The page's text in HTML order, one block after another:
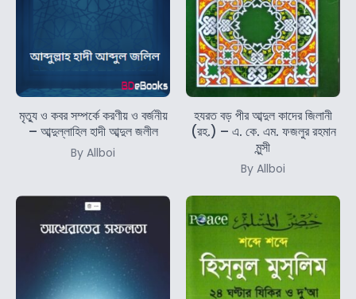
মৃত্যু ও কবর সম্পর্কে করণীয় ও বর্জনীয়
– আব্দুল্লাহিল হাদী আব্দুল জলীল
By Allboi
হযরত বড় পীর আব্দুল কাদের জিলানী
(রহ.) – এ. কে. এম. ফজলুর রহমান
মুন্সী
By Allboi